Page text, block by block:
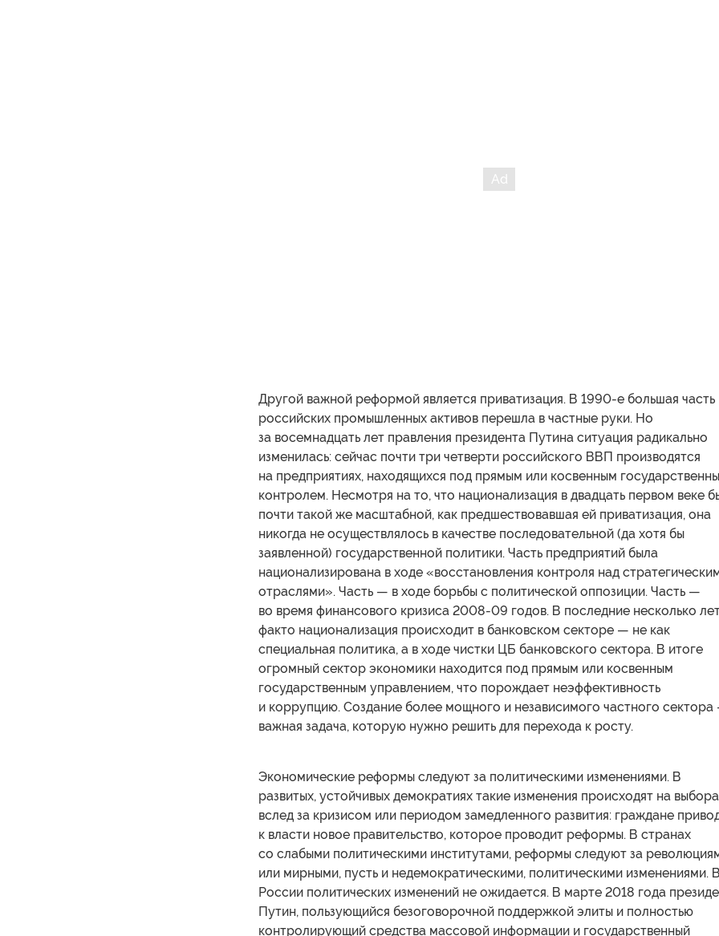
Другой важной реформой является приватизация. В 1990-е большая часть
российских промышленных активов перешла в частные руки. Но
за восемнадцать лет правления президента Путина ситуация радикально
изменилась: сейчас почти три четверти российского ВВП производятся
на предприятиях, находящихся под прямым или косвенным
контролем. Несмотря на то, что национализация в двадцать первом веке
почти такой же масштабной, как предшествовавшая ей приватизация, она
никогда не осуществлялось в качестве последовательной (да хотя бы
заявленной) государственной политики. Часть предприятий была
национализирована в ходе «восстановления контроля над
отраслями». Часть — в ходе борьбы с политической оппозиции. Часть —
во время финансового кризиса 2008-09 годов. В последние несколько
факто национализация происходит в банковском секторе — не как
специальная политика, а в ходе чистки ЦБ банковского сектора. В итоге
огромный сектор экономики находится под прямым или косвенным
государственным управлением, что порождает неэффективность
и коррупцию. Создание более мощного и независимого частного
важная задача, которую нужно решить для перехода к росту.
Экономические реформы следуют за политическими изменениями. В
развитых, устойчивых демократиях такие изменения происходят на
вслед за кризисом или периодом замедленного развития: граждане
к власти новое правительство, которое проводит реформы. В странах
со слабыми политическими институтами, реформы следуют за
или мирными, пусть и недемократическими, политическими изменениями.
России политических изменений не ожидается. В марте 2018 года
Путин, пользующийся безоговорочной поддержкой элиты и полностью
контролирующий средства массовой информации и государственный